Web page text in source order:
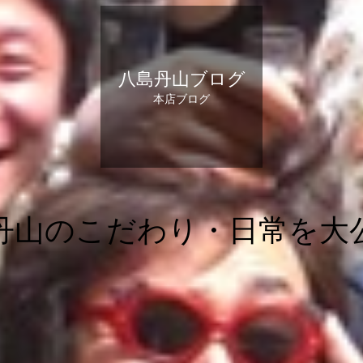
八島丹山ブログ
本店ブログ
山のこだわり・日常を大